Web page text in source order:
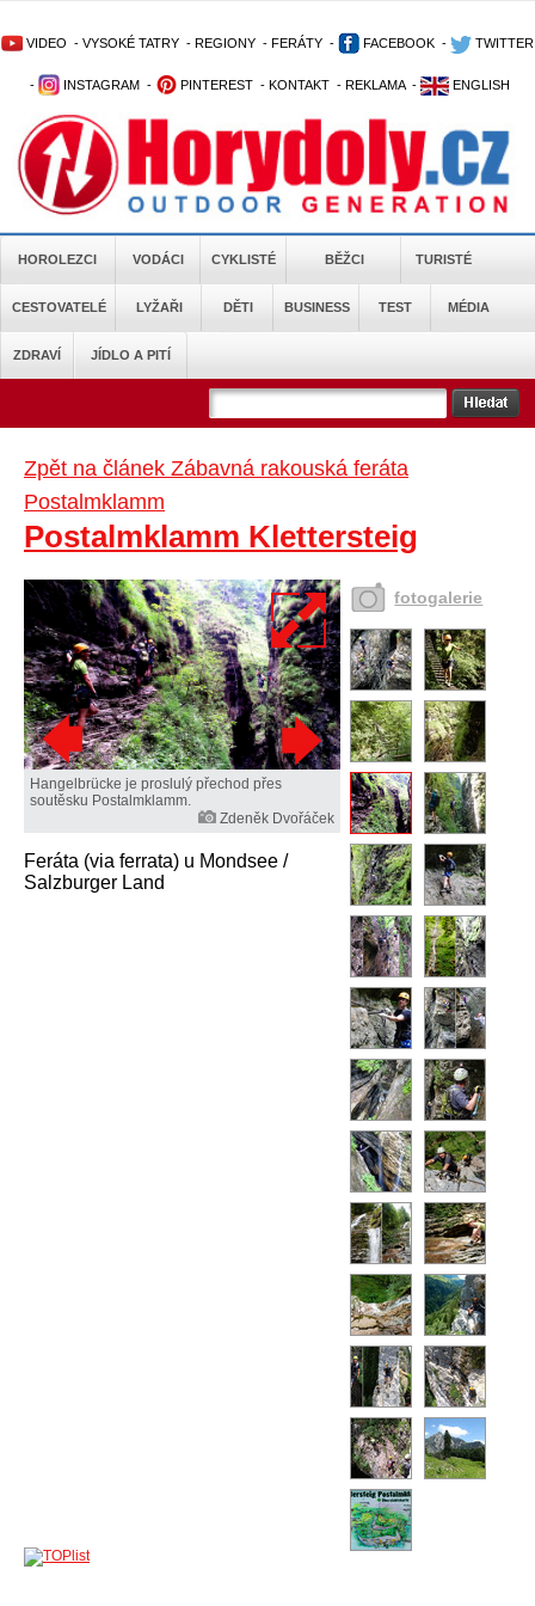
VIDEO - VYSOKÉ TATRY - REGIONY - FERÁTY - FACEBOOK - TWITTER
- INSTAGRAM - PINTEREST - KONTAKT - REKLAMA - ENGLISH
HOROLEZCI VODÁCI CYKLISTÉ BĚŽCI TURISTÉ
CESTOVATELÉ LYŽAŘI DĚTI BUSINESS TEST MÉDIA
ZDRAVÍ JÍDLO A PITÍ
Zpět na článek Zábavná rakouská feráta
Postalmklamm
Postalmklamm Klettersteig
Hangelbrücke je proslulý přechod přes
soutěsku Postalmklamm.
Zdeněk Dvořáček
Feráta (via ferrata) u Mondsee /
Salzburger Land
fotogalerie